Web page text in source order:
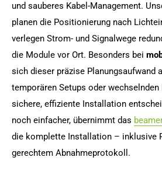
und sauberes Kabel-Management.
planen die Positionierung nach
verlegen Strom- und Signalwege
die Module vor Ort. Besonders bei
sich dieser präzise Planungsaufwand
temporären Setups oder
sichere, effiziente Installation
noch einfacher, übernimmt das
die komplette Installation – inklusive
gerechtem Abnahmeprotokoll.